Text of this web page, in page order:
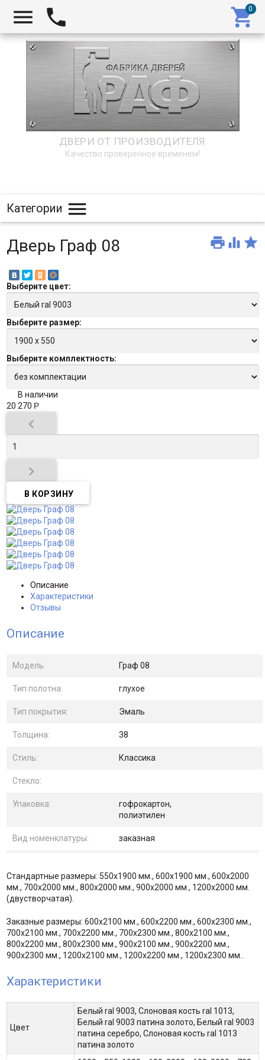
  
ДВЕРИ ОТ ПРОИЗВОДИТЕЛЯ
Качество проверенное временем!
Категории 
  
Дверь Граф 08
Выберите цвет:
Выберите размер:
Выберите комплектность:
В наличии
20 270 Р


Описание
Характеристики
Отзывы
Описание
Модель: Граф 08
Тип полотна: глухое
Тип покрытия: Эмаль
Толщина: 38
Стиль: Классика
Стекло:
Упаковка:
гофрокартон,
полиэтилен
Вид номенклатуры: заказная
Стандартные размеры: 550х1900 мм., 600х1900 мм., 600х2000
мм., 700х2000 мм., 800х2000 мм., 900х2000 мм., 1200х2000 мм.
(двустворчатая).
Заказные размеры: 600х2100 мм., 600х2200 мм., 600х2300 мм.,
700х2100 мм., 700х2200 мм., 700х2300 мм., 800х2100 мм.,
800х2200 мм., 800х2300 мм., 900х2100 мм., 900х2200 мм.,
900х2300 мм., 1200х2100 мм., 1200х2200 мм., 1200х2300 мм..
Характеристики
Цвет
Белый ral 9003, Слоновая кость ral 1013,
Белый ral 9003 патина золото, Белый ral 9003
патина серебро, Слоновая кость ral 1013
патина золото